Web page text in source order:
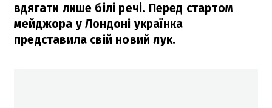
вдягати лише білі речі. Перед стартом
мейджора у Лондоні українка
представила свій новий лук.